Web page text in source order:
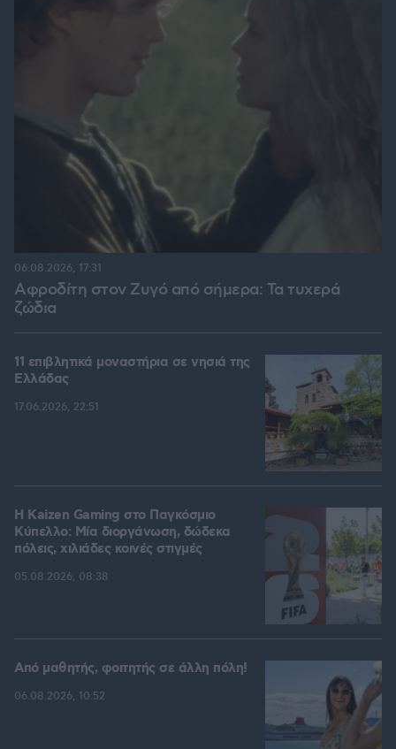
Αφροδίτη στον Ζυγό από σήμερα: Τα τυχερά
ζώδια
06.08.2026, 17:31
11 επιβλητικά μοναστήρια σε νησιά της
Ελλάδας
17.06.2026, 22:51
H Kaizen Gaming στο Παγκόσμιο
Kύπελλο: Μία διοργάνωση, δώδεκα
πόλεις, χιλιάδες κοινές στιγμές
05.08.2026, 08:38
Από μαθητής, φοιτητής σε άλλη πόλη!
06.08.2026, 10:52